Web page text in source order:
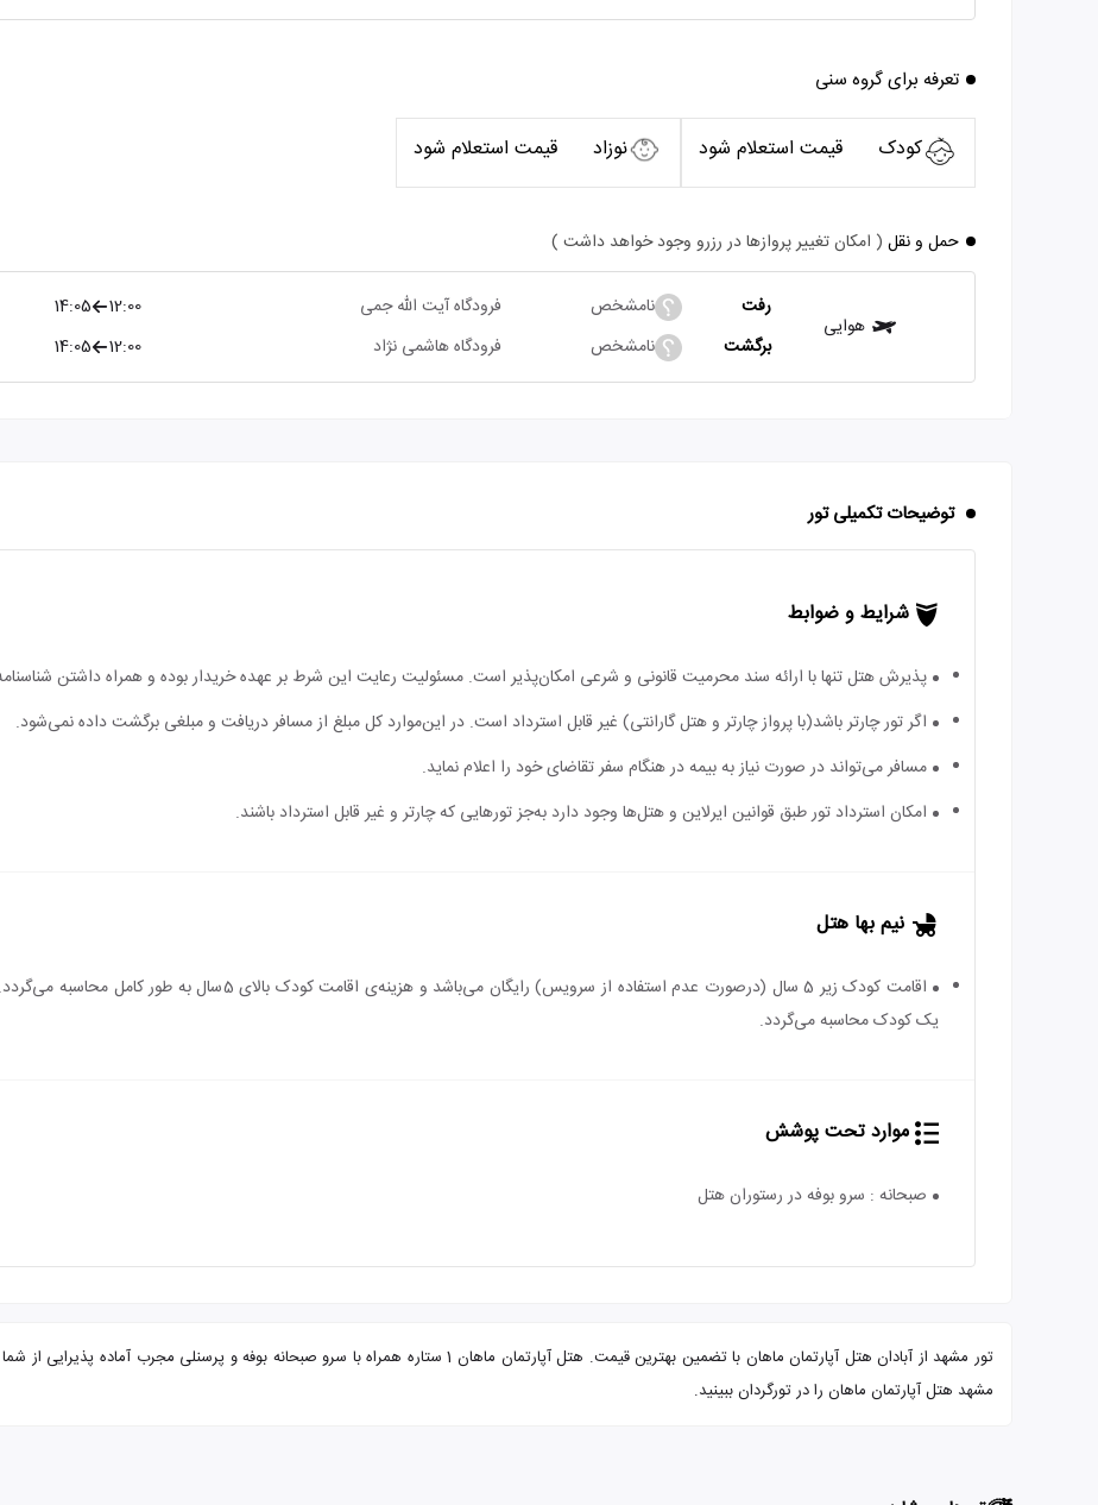
تعرفه برای گروه سنی
کودک قیمت استعلام شود نوزاد قیمت استعلام شود
حمل و نقل ( امکان تغییر پروازها در رزرو وجود خواهد داشت )
هوایی
رفت نامشخص فرودگاه آیت الله جمی 12:00
14:05
برگشت نامشخص فرودگاه هاشمی نژاد 12:00
14:05
توضیحات تکمیلی تور
شرایط و ضوابط
پذیرش هتل تنها با ارائه سند محرمیت قانونی و شرعی امکان‌پذیر است. مسئولیت رعایت این شرط بر عهده خریدار بوده و همراه داشتن
اگر تور چارتر باشد(با پرواز چارتر و هتل گارانتی) غیر قابل استرداد است. در این‌موارد کل مبلغ از مسافر دریافت و مبلغی برگشت داده نمی‌شود.
مسافر می‌تواند در صورت نیاز به بیمه در هنگام سفر تقاضای خود را اعلام نماید.
امکان استرداد تور طبق قوانین ایرلاین و هتل‌ها وجود دارد به‌جز تورهایی که چارتر و غیر قابل استرداد باشند.
نیم بها هتل
اقامت کودک زیر 5 سال (درصورت عدم استفاده از سرویس) رایگان می‌باشد
یک کودک محاسبه می‌گردد.
موارد تحت پوشش
صبحانه : سرو بوفه در رستوران هتل
تور مشهد از آبادان هتل آپارتمان ماهان با تضمین بهترین قیمت. هتل آپارتمان ماهان 1 ستاره همراه با سرو
مشهد هتل آپارتمان ماهان را در تورگردان ببینید.